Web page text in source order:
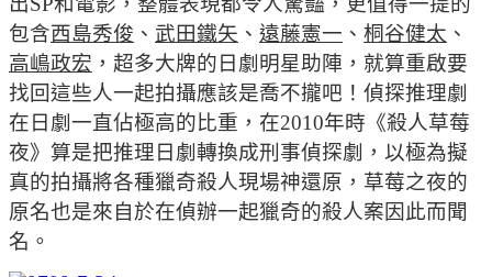
包含西島秀俊 、 武田鐵矢 、 遠藤憲一 、 桐谷健太 、
高嶋政宏 ，超多大牌的日劇明星助陣，就算重啟要
找回這些人一起拍攝應該是喬不攏吧！ 偵探推理劇
在日劇一直佔極高的比重，在2010年時《殺人草莓
夜》算是把推理日劇轉換成刑事偵探劇，以極為擬
真的拍攝將各種獵奇殺人現場神還原，草莓之夜的
原名也是來自於在偵辦一起獵奇的殺人案因此而聞
名。